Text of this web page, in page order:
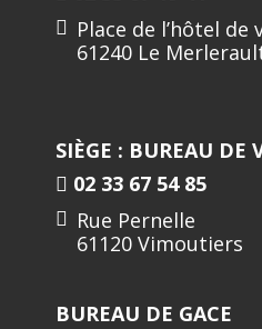
Place de l’hôtel de
61240 Le
SIÈGE : BUREAU DE
02 33 67 54 85
Rue Pernelle
61120 Vimoutiers
BUREAU DE GACE